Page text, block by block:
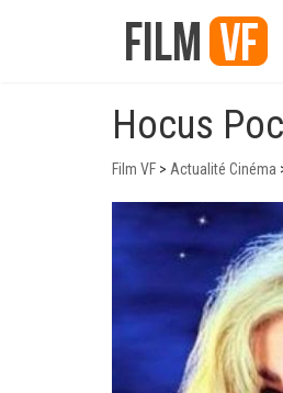
Hocus
Film VF > Actualité Cinéma